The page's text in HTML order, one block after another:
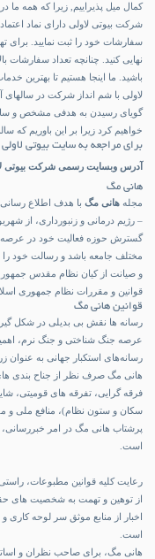
کمال میل پذیراییم, زیرا که همه ما
شرکت بیوتی لاولی دارای نماد
سفارشات خود را ثبت نمایید. برای
نهایی کنید. چنانچه تعداد سفارشات
باشید. ما اینجا هستیم تا بهترین
لاولی با شم انداز شرکت در سالهای
گویای رسیدن به هدفی مشخص و
خواهیم کرد زیرا بر این باوریم که
برای مراجعه به سایت بیوتی
آدرس وبسایت رسمی شرکت بیوتی
هانی مگ
مجلههانی مگ با هدف اطلاع
گسترش حوزه فعالیت خود در عرصه
مختلف جامعه باشد و رسالت خود را
و صیانت از کیان نظام مقدس
قوانین و مقررات نظام جمهوری
قوانین هانی مگ
رسانه ها نقش بی بدیلی در شکل
عرصه جنگ شناختی و جنگ نرم،
رسانه‌های استکبار جهانی به عنوان
هانی مگ صرف نظر از جناح بندی
فرقه گرایی، تفرقه های قومیتی،
سکان و ستون نظام)، منافع ملی و
پرشتاب هانی مگ در امر خبررسانی،
است.
رعایت کلیه قوانین مطبوعات،
از توهین و تهمت به شخصیت های
اخبار از منابع موثق سر لوحه
است.
هانی مگ، برای صاحب نظران و